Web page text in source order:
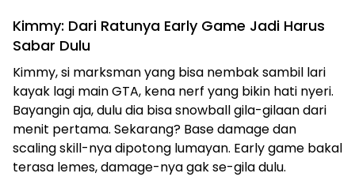
Kimmy: Dari Ratunya Early Game Jadi Harus
Sabar Dulu
Kimmy, si marksman yang bisa nembak sambil lari
kayak lagi main GTA, kena nerf yang bikin hati nyeri.
Bayangin aja, dulu dia bisa snowball gila-gilaan dari
menit pertama. Sekarang? Base damage dan
scaling skill-nya dipotong lumayan. Early game bakal
terasa lemes, damage-nya gak se-gila dulu.